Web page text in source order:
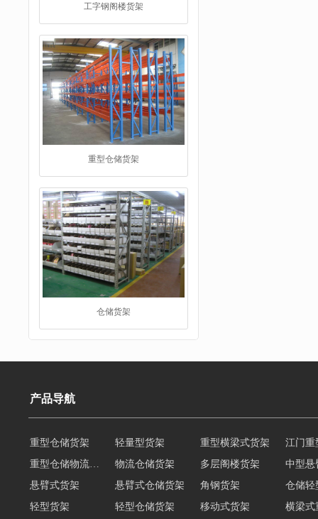
重型仓储货架
仓储货架
产品导航